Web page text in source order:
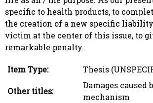
specific to health products, to
the creation of a new specific
victim at the center of this issue, to
remarkable penalty.
Item Type:
Thesis
Other titles:
Damages
mechanism